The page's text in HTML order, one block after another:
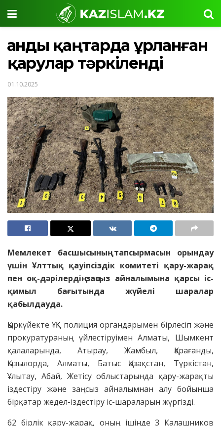
Қанды қаңтарда ұрланған
қарулар тәркіленді
01.10.2025
Мемлекет басшысының тапсырмасын орындау
үшін Ұлттық қауіпсіздік комитеті қару-жарақ
пен оқ-дәрілердің заңсыз айналымына қарсы іс-
қимыл бағытында жүйелі шаралар
қабылдауда.
Қыркүйекте ҰҚК полиция органдарымен бірлесіп және
прокуратураның үйлестіруімен Алматы, Шымкент
қалаларында, Атырау, Жамбыл, Қарағанды,
Қызылорда, Алматы, Батыс Қазақстан, Түркістан,
Ұлытау, Абай, Жетісу облыстарында қару-жарақты
іздестіру және заңсыз айналымнан алу бойынша
бірқатар жедел-іздестіру іс-шараларын жүргізді.
62 бірлік қару-жарақ, оның ішінде 3 Калашников